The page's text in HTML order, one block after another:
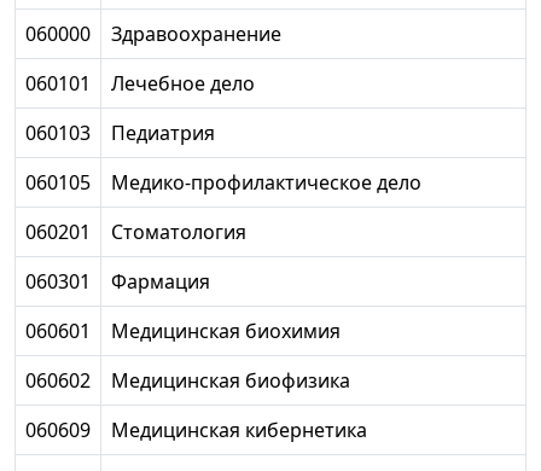
060000
Здравоохранение
060101
Лечебное дело
060103
Педиатрия
060105
Медико-профилактическое дело
060201
Стоматология
060301
Фармация
060601
Медицинская биохимия
060602
Медицинская биофизика
060609
Медицинская кибернетика